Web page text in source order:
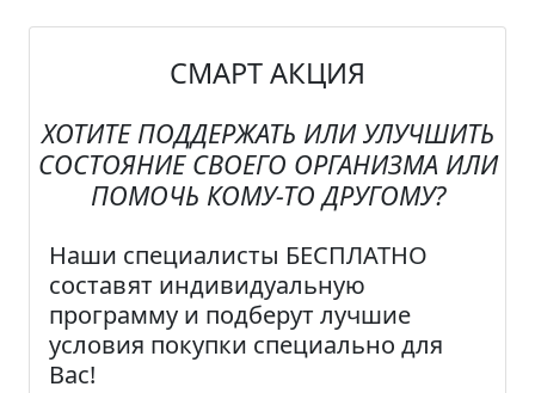
СМАРТ АКЦИЯ
ХОТИТЕ ПОДДЕРЖАТЬ ИЛИ УЛУЧШИТЬ
СОСТОЯНИЕ СВОЕГО ОРГАНИЗМА ИЛИ
ПОМОЧЬ КОМУ-ТО ДРУГОМУ?
Наши специалисты БЕСПЛАТНО
составят индивидуальную
программу и подберут лучшие
условия покупки специально для
Вас!